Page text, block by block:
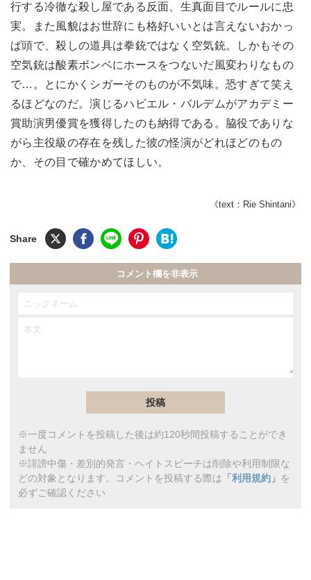
行する冷徹な殺し屋である反面、生真面目でルールに忠
実。また風貌はお世辞にも格好いいとは言えないおかっ
ぱ頭で、殺しの道具は拳銃ではなく空気銃。しかもその
空気銃は酸素ボンベにホースをつないだ風変わりなもの
で…。とにかくシガーそのものが不気味。恐すぎて笑え
るほどなのだ。演じるハビエル・バルデムがアカデミー
賞助演男優賞を獲得したのも納得である。脇役でありな
がら主役級の存在を残した彼の怪演がどれほどのもの
か、その目で確かめてほしい。
《text：Rie Shintani》
コメント欄を非表示
※一度コメントを投稿した後は約120秒間投稿することができ
ません
※誹謗中傷・差別的発言・ヘイトスピーチは削除や利用制限な
どの対象となります。コメントを投稿する際は 「利用規約」 を
必ずご確認ください